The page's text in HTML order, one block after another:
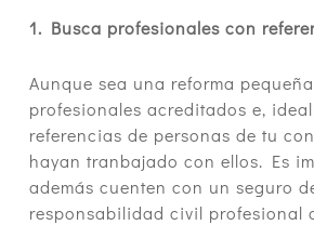
1. Busca profesionales con
Aunque sea una reforma
profesionales acreditados e,
referencias de personas de tu
hayan tranbajado con ellos. Es
además cuenten con un seguro
responsabilidad civil profesional